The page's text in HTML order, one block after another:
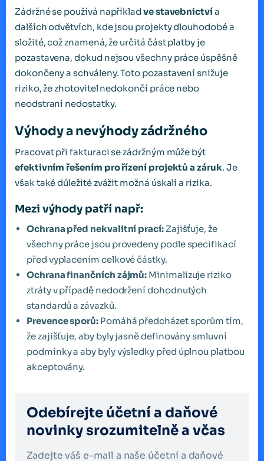
Zádržné se používá například ve stavebnictvía
dalších odvětvích, kde jsou projekty dlouhodobé a
složité, což znamená, že určitá část platby je
pozastavena, dokud nejsou všechny práce úspěšně
dokončeny a schváleny. Toto pozastavení snižuje
riziko, že zhotovitel nedokončí práce nebo
neodstraní nedostatky.
Výhody a nevýhody zádržného
Pracovat při fakturaci se zádržným může být
efektivním řešením pro řízení projektů a záruk. Je
však také důležité zvážit možná úskalí a rizika.
Mezi výhody patří např:
Ochrana před nekvalitní prací:Zajišťuje, že
všechny práce jsou provedeny podle specifikací
před vyplacením celkové částky.
Ochrana finančních zájmů: Minimalizuje riziko
ztráty v případě nedodržení dohodnutých
standardů a závazků.
Prevence sporů: Pomáhá předcházet sporům tím,
že zajišťuje, aby byly jasně definovány smluvní
podmínky a aby byly výsledky před úplnou platbou
akceptovány.
Odebírejte účetní a daňové
novinky srozumitelně a včas
Zadejte váš e-mail a naše účetní a daňové